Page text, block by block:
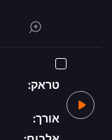
טראק:
אורך: